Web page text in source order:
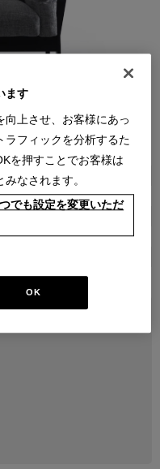
●
ます
向上させ、お客様にあっ
ラフィックを分析するた
を押すことでお客様は
なされます。
でも設定を変更いただ
OK